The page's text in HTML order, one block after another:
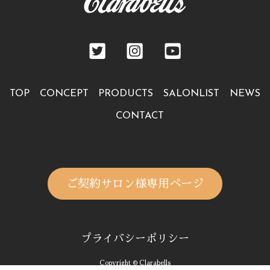
TOP CONCEPT PRODUCTS SALONLIST NEWS
CONTACT
ご契約サロン様専用ページ
プライバシーポリシー
Copyright © Clarabells